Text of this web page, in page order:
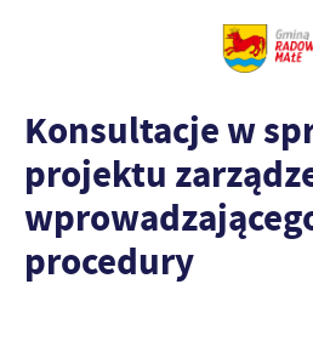
Konsultacje w
projektu
procedury